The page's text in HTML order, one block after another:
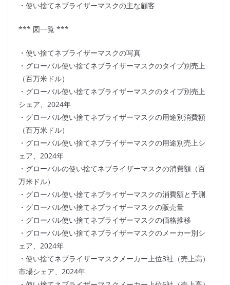
・使い捨てネブライザーマスクの主な顧客
*** 図一覧 ***
・使い捨てネブライザーマスクの写真
・グローバル使い捨てネブライザーマスクのタイプ別売上
（百万米ドル）
・グローバル使い捨てネブライザーマスクのタイプ別売上
シェア、2024年
・グローバル使い捨てネブライザーマスクの用途別消費額
（百万米ドル）
・グローバル使い捨てネブライザーマスクの用途別売上シ
ェア、2024年
・グローバルの使い捨てネブライザーマスクの消費額（百
万米ドル）
・グローバル使い捨てネブライザーマスクの消費額と予測
・グローバル使い捨てネブライザーマスクの販売量
・グローバル使い捨てネブライザーマスクの価格推移
・グローバル使い捨てネブライザーマスクのメーカー別シ
ェア、2024年
・使い捨てネブライザーマスクメーカー上位3社（売上高）
市場シェア、2024年